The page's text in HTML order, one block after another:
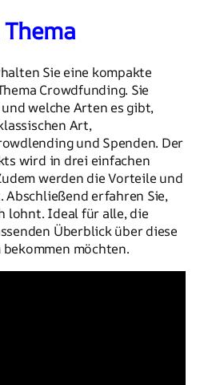
Sie eine kompakte
Crowdfunding. Sie
welche Arten es gibt,
Art,
und Spenden. Der
wird in drei einfachen
werden die Vorteile und
Abschließend erfahren Sie,
lohnt. Ideal für alle, die
Überblick über diese
möchten.